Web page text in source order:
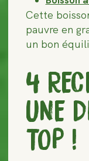
Cette
pauvre en
un bon
4
UNE
TOP !